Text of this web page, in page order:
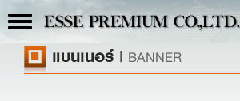
Toggle
navigation
ESSE PREMIUM CO.,LTD.
แบนเนอร์ | BANNER